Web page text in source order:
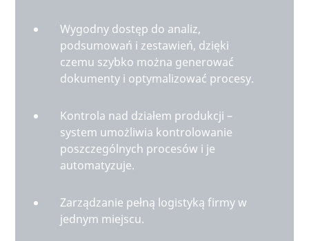
Wygodny dostęp do analiz,
podsumowań i zestawień, dzięki
czemu szybko można generować
dokumenty i optymalizować procesy.
Kontrola nad działem produkcji –
system umożliwia kontrolowanie
poszczególnych procesów i je
automatyzuje.
Zarządzanie pełną logistyką firmy w
jednym miejscu.